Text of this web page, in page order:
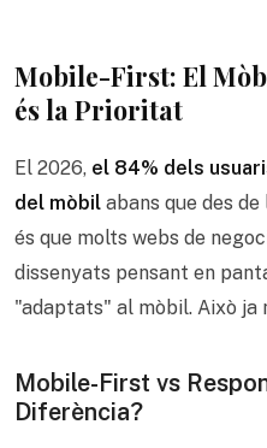
Mobile-First: El
és la Prioritat
El 2026, el 84% dels
del mòbil abans que des
és que molts webs de
dissenyats pensant en
"adaptats" al mòbil. Això ja
Mobile-First vs
Diferència?